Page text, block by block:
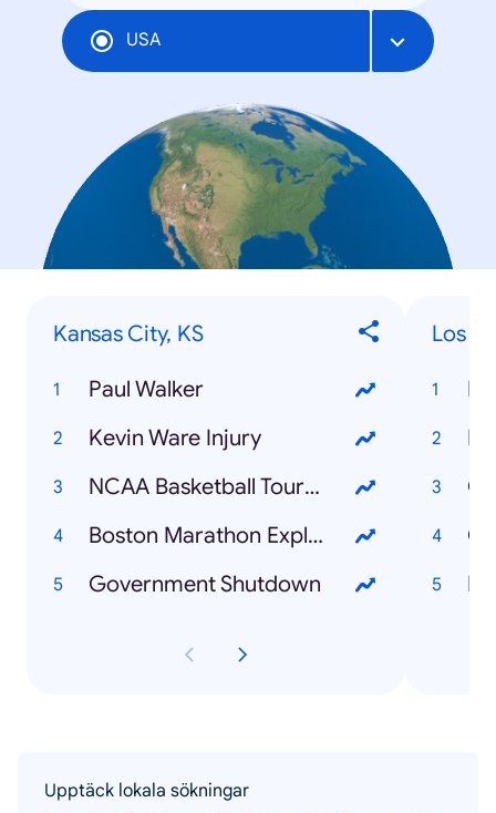
USA
Kansas City, KS
Paul Walker
Kevin Ware Injury
NCAA Basketball Tournament
Boston Marathon Explosion
Government Shutdown
Los
Upptäck lokala sökningar